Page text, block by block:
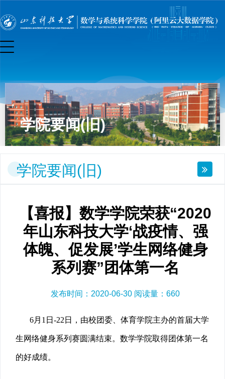
学院要闻(旧)
学院要闻(旧)
【喜报】数学学院荣获“2020
年山东科技大学‘战疫情、强
体魄、促发展’学生网络健身
系列赛”团体第一名
发布时间：2020-06-30 阅读量： 660
6月1日-22日，由校团委、体育学院主办的首届大学
生网络健身系列赛圆满结束。数学学院取得团体第一名
的好成绩。